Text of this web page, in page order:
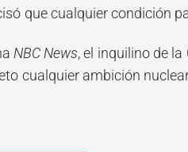
que cualquier condición
NBC News, el inquilino de
cualquier ambición